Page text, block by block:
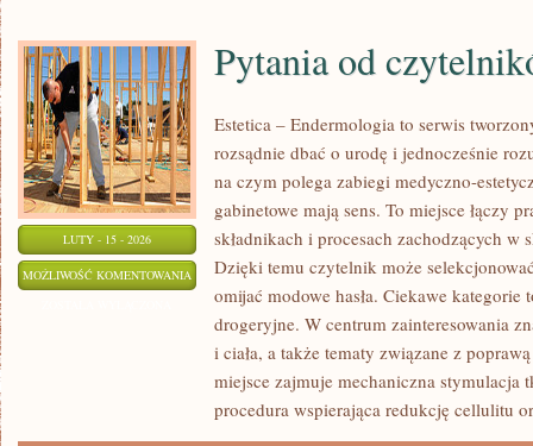
LUTY - 15 - 2026
MOŻLIWOŚĆ KOMENTOWANIA PYTANIA
CZYTELNIKÓW
Pytania od
Estetica – Endermologia to serwis
rozsądnie dbać o urodę i jednocześnie
na czym polega zabiegi medyczno-
gabinetowe mają sens. To miejsce łączy
składnikach i procesach zachodzących
Dzięki temu czytelnik może
omijać modowe hasła. Ciekawe
drogeryjne. W centrum zainteresowania
i ciała, a także tematy związane z
miejsce zajmuje mechaniczna stymulacja
procedura wspierająca redukcję cellulitu